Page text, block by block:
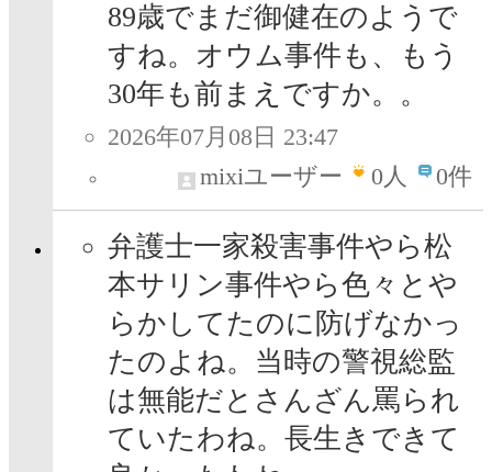
89歳でまだ御健在のようで
すね。オウム事件も、もう
30年も前まえですか。。
2026年07月08日 23:47
mixiユーザー
0人 0件
弁護士一家殺害事件やら松
本サリン事件やら色々とや
らかしてたのに防げなかっ
たのよね。当時の警視総監
は無能だとさんざん罵られ
ていたわね。長生きできて